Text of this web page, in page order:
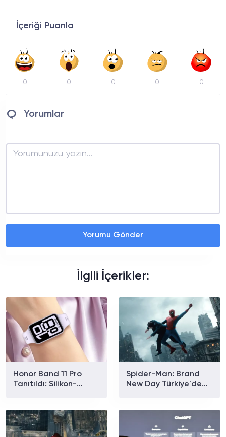
İçeriği Puanla
0 0 0 0 0
Yorumlar
Yorumu Gönder
İlgili İçerikler:
Honor Band 11 Pro
Tanıtıldı: Silikon-
Sunuyor
Spider-Man: Brand
New Day Türkiye'de